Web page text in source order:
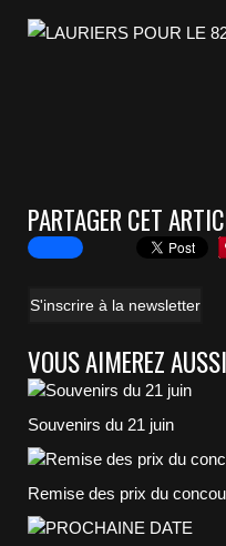
PARTAGER CET
S'inscrire à la newsletter
VOUS AIMEREZ
Souvenirs du 21 juin
Remise des prix du